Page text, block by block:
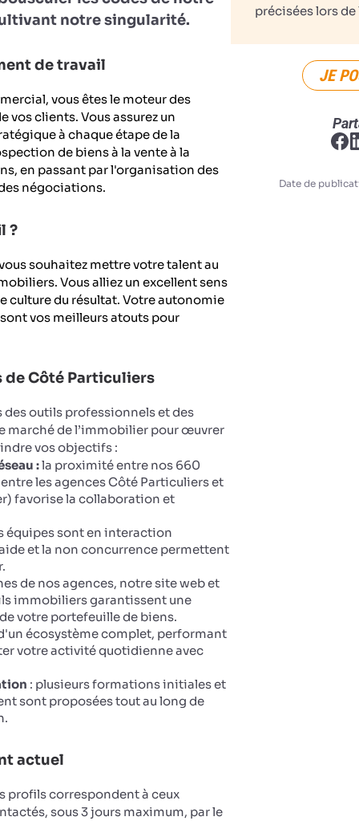
notre singularité.
de travail
vous êtes le moteur des
clients. Vous assurez un
à chaque étape de la
de biens à la vente à la
en passant par l'organisation des
négociations.
?
souhaitez mettre votre talent au
Vous alliez un excellent sens
culture du résultat. Votre autonomie
vos meilleurs atouts pour
de Côté Particuliers
des outils professionnels et des
marché de l’immobilier pour œuvrer
vos objectifs :
:la proximité entre nos 660
les agences Côté Particuliers et
favorise la collaboration et
équipes sont en interaction
et la non concurrence permettent
de nos agences, notre site web et
immobiliers garantissent une
votre portefeuille de biens.
écosystème complet, performant
votre activité quotidienne avec
: plusieurs formations initiales et
sont proposées tout au long de
actuel
profils correspondent à ceux
sous 3 jours maximum, par le
précisées lors de
JE
Date de